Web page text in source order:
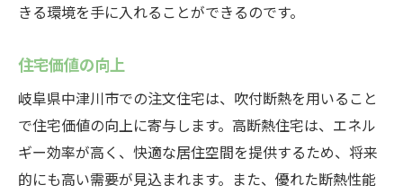
きる環境を手に入れることができるのです。
住宅価値の向上
岐阜県中津川市での注文住宅は、吹付断熱を用いること
で住宅価値の向上に寄与します。高断熱住宅は、エネル
ギー効率が高く、快適な居住空間を提供するため、将来
的にも高い需要が見込まれます。また、優れた断熱性能